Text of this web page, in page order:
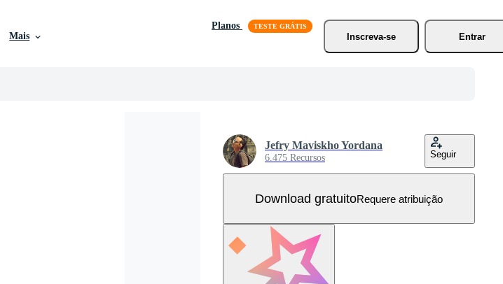
Mais
Planos
Inscreva-se
Entrar
Jefry Maviskho Yordana
6.475 Recursos Seguir
Download gratuitoRequere atribuição